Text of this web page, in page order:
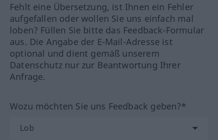
Fehlt eine Übersetzung, ist Ihnen ein Fehler
aufgefallen oder wollen Sie uns einfach mal
loben? Füllen Sie bitte das Feedback-Formular
aus. Die Angabe der E-Mail-Adresse ist
optional und dient gemäß unserem
Datenschutz nur zur Beantwortung Ihrer
Anfrage.
Wozu möchten Sie uns Feedback geben?*